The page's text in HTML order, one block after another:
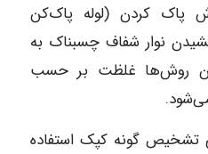
پاک کردن (لوله پاک‌کن
نوار شفاف چسبناک به
روش‌ها غلظت بر حسب
تشخیص گونه کپک استفاده